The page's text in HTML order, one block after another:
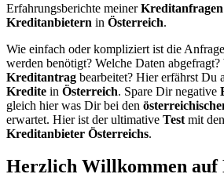
Erfahrungsberichte meinerKreditanfragen
Kreditanbietern in Österreich.
Wie einfach oder kompliziert ist die
werden benötigt? Welche Daten
Kreditantrag bearbeitet? Hier erfährst Du
Kredite in Österreich. Spare Dir negative
gleich hier was Dir bei den
erwartet. Hier ist der ultimative Test mit
Kreditanbieter Österreichs.
Herzlich Willkommen